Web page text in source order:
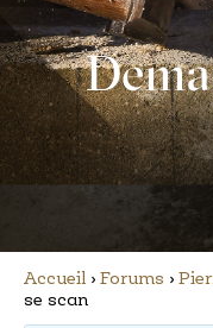
Accueil › Forums ›
se scan